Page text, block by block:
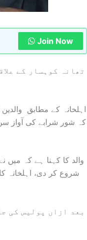
Join Now
تھانہ کوہسار کے
اہلخانہ کے مطابق
کہ شور شرابے کی آواز سن
والد کا کہنا ہے کہ میں
شروع کر دی، اہلخانہ
بعد ازاں پولیس کی